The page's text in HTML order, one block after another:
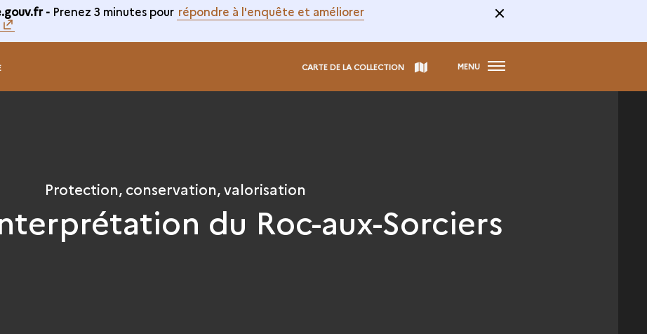
- Prenez 3 minutes pour répondre à l'enquête et améliorer
CARTE DE LA COLLECTION MENU
Protection, conservation, valorisation
du Roc-aux-Sorciers